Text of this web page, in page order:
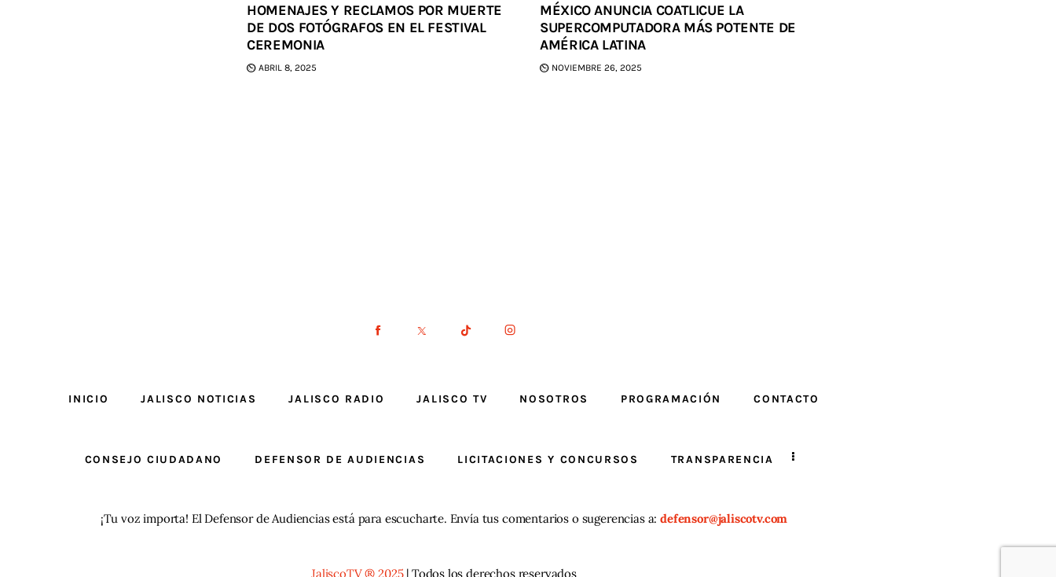
HOMENAJES Y RECLAMOS POR MUERTE
DE DOS FOTÓGRAFOS EN EL FESTIVAL
CEREMONIA
ABRIL 8, 2025
MÉXICO ANUNCIA COATLICUE LA
SUPERCOMPUTADORA MÁS POTENTE DE
AMÉRICA LATINA
NOVIEMBRE 26, 2025
INICIO JALISCO NOTICIAS JALISCO RADIO JALISCO TV NOSOTROS PROGRAMACIÓN CONTACTO
CONSEJO CIUDADANO DEFENSOR DE AUDIENCIAS LICITACIONES Y CONCURSOS TRANSPARENCIA
¡Tu voz importa! El Defensor de Audiencias está para escucharte. Envía tus comentarios o sugerencias a:defensor@jaliscotv.com
JaliscoTV ® 2025| Todos los derechos reservados